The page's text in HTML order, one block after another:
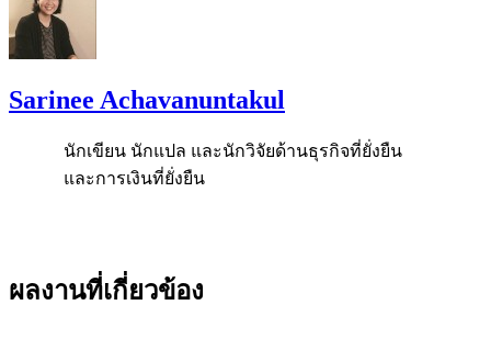
Sarinee Achavanuntakul
นักเขียน นักแปล และนักวิจัยด้านธุรกิจที่ยั่งยืน
และการเงินที่ยั่งยืน
ผลงานที่เกี่ยวข้อง